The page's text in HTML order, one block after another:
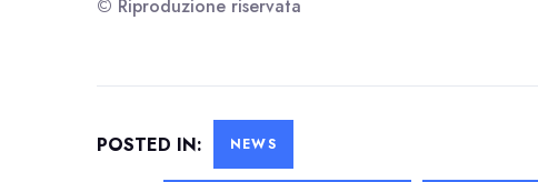
© Riproduzione riservata
POSTED IN: NEWS